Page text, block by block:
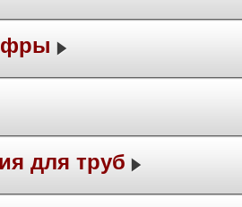
для труб